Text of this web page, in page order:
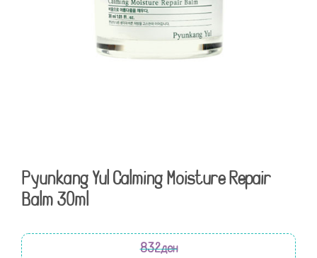
Pyunkang Yul Calming Moisture Repair
Balm 30ml
832ден